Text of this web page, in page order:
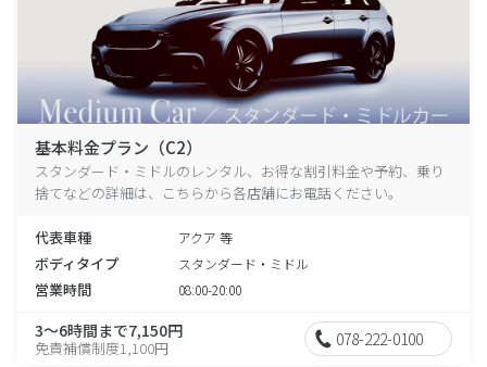
基本料金プラン（C2）
スタンダード・ミドルのレンタル、お得な割引料金や予約、乗り
捨てなどの詳細は、こちらから各店舗にお電話ください。
代表車種 アクア 等
ボディタイプ スタンダード・ミドル
営業時間 08:00-20:00
3～6時間まで7,150円
免責補償制度1,100円 078-222-0100